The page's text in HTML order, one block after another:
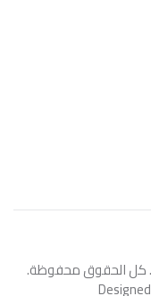
. كل الحقوق محفوظة.